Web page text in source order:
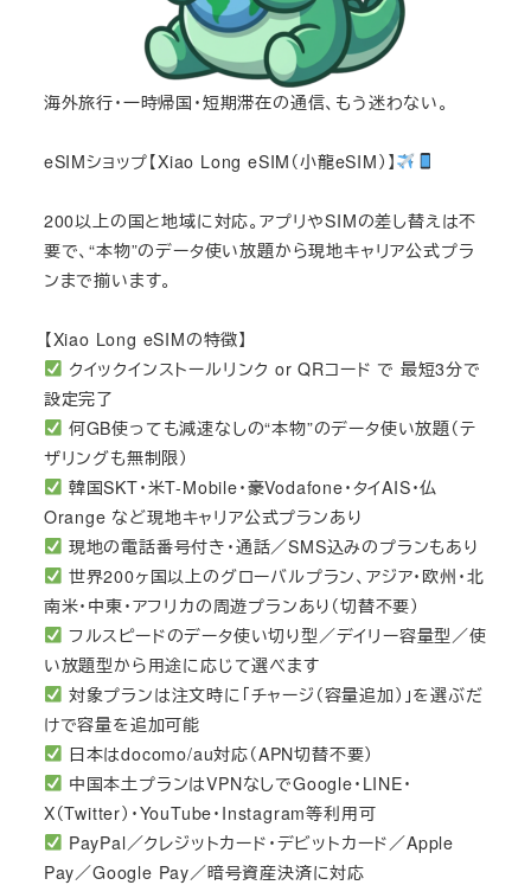
海外旅行・一時帰国・短期滞在の通信、もう迷わない。
eSIMショップ【Xiao Long eSIM（小龍eSIM）】
200以上の国と地域に対応。アプリやSIMの差し替えは不
要で、“本物”のデータ使い放題から現地キャリア公式プラ
ンまで揃います。
【Xiao Long eSIMの特徴】
クイックインストールリンク or QRコード で 最短3分で
設定完了
何GB使っても減速なしの“本物”のデータ使い放題（テ
ザリングも無制限）
韓国SKT・米T-Mobile・豪Vodafone・タイAIS・仏
Orange など現地キャリア公式プランあり
現地の電話番号付き・通話／SMS込みのプランもあり
世界200ヶ国以上のグローバルプラン、アジア・欧州・北
南米・中東・アフリカの周遊プランあり（切替不要）
フルスピードのデータ使い切り型／デイリー容量型／使
い放題型から用途に応じて選べます
対象プランは注文時に「チャージ（容量追加）」を選ぶだ
けで容量を追加可能
日本はdocomo/au対応（APN切替不要）
中国本土プランはVPNなしでGoogle・LINE・
X（Twitter）・YouTube・Instagram等利用可
PayPal／クレジットカード・デビットカード／Apple
Pay／Google Pay／暗号資産決済に対応